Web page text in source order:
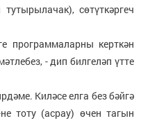
сөтүткәргеч
программаларны керткән
- дип билгеләп үтте
Киләсе елга без бәйгә
тоту (асрау) өчен тагын